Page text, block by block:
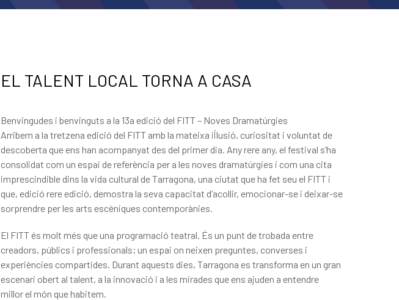
EL TALENT LOCAL TORNA A CASA
Benvingudes i benvinguts a la 13a edició del FITT – Noves Dramatúrgies
Arribem a la tretzena edició del FITT amb la mateixa il·lusió, curiositat i voluntat de
descoberta que ens han acompanyat des del primer dia. Any rere any, el festival s’ha
consolidat com un espai de referència per a les noves dramatúrgies i com una cita
imprescindible dins la vida cultural de Tarragona, una ciutat que ha fet seu el FITT i
que, edició rere edició, demostra la seva capacitat d’acollir, emocionar-se i deixar-se
sorprendre per les arts escèniques contemporànies.
El FITT és molt més que una programació teatral. És un punt de trobada entre
creadors, públics i professionals; un espai on neixen preguntes, converses i
experiències compartides. Durant aquests dies, Tarragona es transforma en un gran
escenari obert al talent, a la innovació i a les mirades que ens ajuden a entendre
millor el món que habitem.